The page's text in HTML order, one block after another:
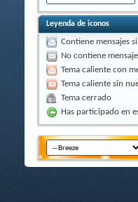
Leyenda de iconos
Contiene mensajes
No contiene
Tema caliente con
Tema caliente sin
Tema cerrado
Has participado en